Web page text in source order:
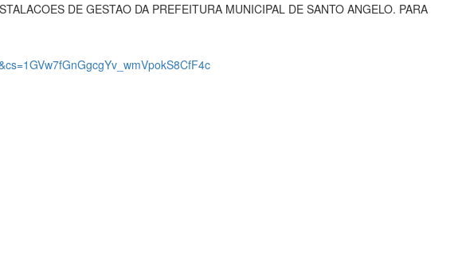
DE GESTAO DA PREFEITURA MUNICIPAL DE SANTO ANGELO. PARA